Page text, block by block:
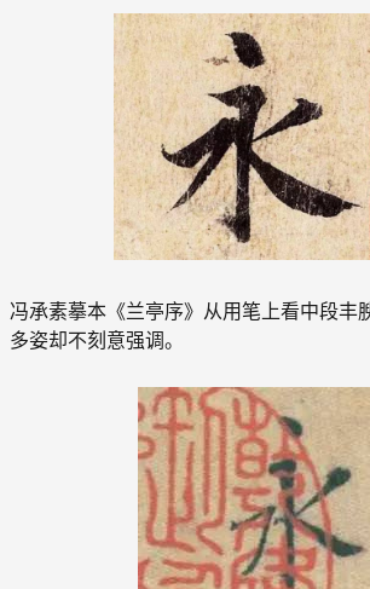
冯承素摹本《兰亭序》从用笔上看中段丰
多姿却不刻意强调。